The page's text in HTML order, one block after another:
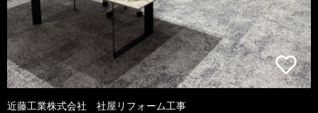
近藤工業株式会社 社屋リフォーム工事